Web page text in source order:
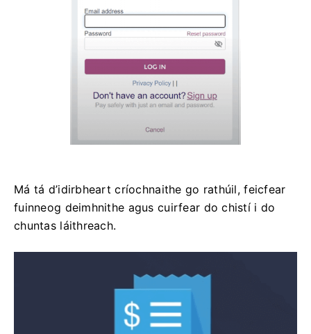
Má tá d’idirbheart críochnaithe go rathúil, feicfear
fuinneog deimhnithe agus cuirfear do chistí i do
chuntas láithreach.